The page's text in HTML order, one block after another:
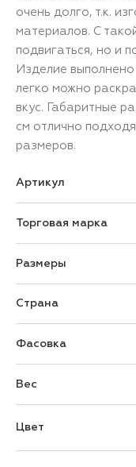
очень долго, т.к.
материалов. С
подвигаться, но и
Изделие
легко можно
вкус. Габаритные
см отлично
размеров.
Артикул
Торговая марка
Размеры
Страна
Фасовка
Вес
Цвет